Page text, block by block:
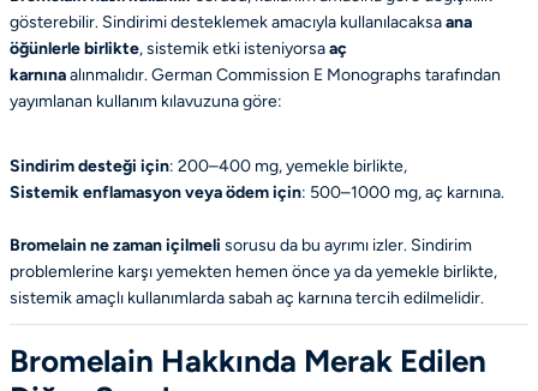
gösterebilir. Sindirimi desteklemek amacıyla kullanılacaksaana
öğünlerle birlikte, sistemik etki isteniyorsaaç
karnınaalınmalıdır.German Commission E Monographs tarafından
yayımlanan kullanım kılavuzuna göre:
Sindirim desteği için: 200–400 mg, yemekle birlikte,
Sistemik enflamasyon veya ödem için: 500–1000 mg, aç karnına.
Bromelain ne zaman içilmeli sorusu da bu ayrımı izler. Sindirim
problemlerine karşı yemekten hemen önce ya da yemekle birlikte,
sistemik amaçlı kullanımlarda sabah aç karnına tercih edilmelidir.
Bromelain Hakkında Merak Edilen